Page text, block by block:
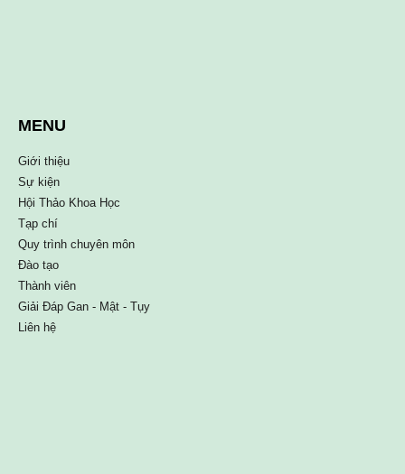
MENU
Giới thiệu
Sự kiện
Hội Thảo Khoa Học
Tạp chí
Quy trình chuyên môn
Đào tạo
Thành viên
Giải Đáp Gan - Mật - Tụy
Liên hệ